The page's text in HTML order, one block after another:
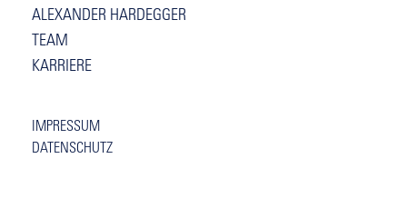
ALEXANDER HARDEGGER
TEAM
KARRIERE
IMPRESSUM
DATENSCHUTZ